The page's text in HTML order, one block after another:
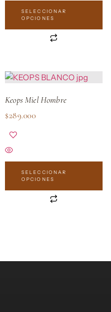
SELECCIONAR
OPCIONES
Keops Miel Hombre
$289.000
SELECCIONAR
OPCIONES